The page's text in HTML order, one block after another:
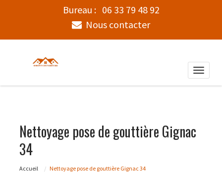
Bureau : 06 33 79 48 92
Nous contacter
Toggle
Nettoyage pose de gouttière Gignac
34
Accueil Nettoyage pose de gouttière Gignac 34